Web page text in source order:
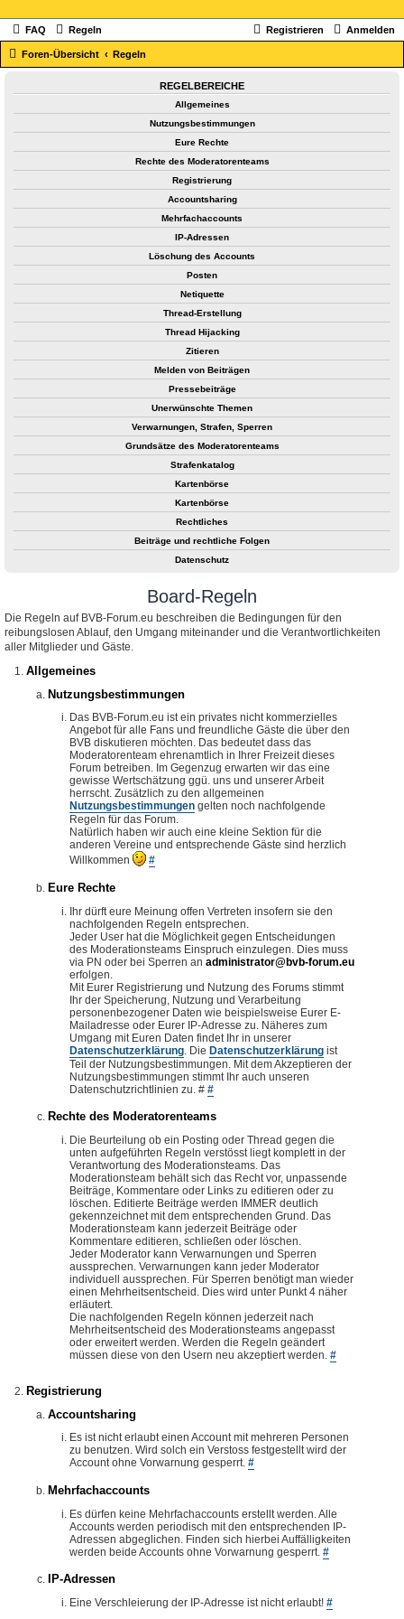
FAQ Regeln Anmelden
Registrieren
Foren-Übersicht Regeln
REGELBEREICHE
Allgemeines
Nutzungsbestimmungen
Eure Rechte
Rechte des Moderatorenteams
Registrierung
Accountsharing
Mehrfachaccounts
IP-Adressen
Löschung des Accounts
Posten
Netiquette
Thread-Erstellung
Thread Hijacking
Zitieren
Melden von Beiträgen
Pressebeiträge
Unerwünschte Themen
Verwarnungen, Strafen, Sperren
Grundsätze des Moderatorenteams
Strafenkatalog
Kartenbörse
Kartenbörse
Rechtliches
Beiträge und rechtliche Folgen
Datenschutz
Board-Regeln
Die Regeln auf BVB-Forum.eu beschreiben die Bedingungen für den
reibungslosen Ablauf, den Umgang miteinander und die Verantwortlichkeiten
aller Mitglieder und Gäste.
Allgemeines
Nutzungsbestimmungen
Das BVB-Forum.eu ist ein privates nicht kommerzielles
Angebot für alle Fans und freundliche Gäste die über den
BVB diskutieren möchten. Das bedeutet dass das
Moderatorenteam ehrenamtlich in Ihrer Freizeit dieses
Forum betreiben. Im Gegenzug erwarten wir das eine
gewisse Wertschätzung ggü. uns und unserer Arbeit
herrscht. Zusätzlich zu den allgemeinen
Nutzungsbestimmungen gelten noch nachfolgende
Regeln für das Forum.
Natürlich haben wir auch eine kleine Sektion für die
anderen Vereine und entsprechende Gäste sind herzlich
Willkommen
#
Eure Rechte
Ihr dürft eure Meinung offen Vertreten insofern sie den
nachfolgenden Regeln entsprechen.
Jeder User hat die Möglichkeit gegen Entscheidungen
des Moderationsteams Einspruch einzulegen. Dies muss
via PN oder bei Sperren an administrator@bvb-forum.eu
erfolgen.
Mit Eurer Registrierung und Nutzung des Forums stimmt
Ihr der Speicherung, Nutzung und Verarbeitung
personenbezogener Daten wie beispielsweise Eurer E-
Mailadresse oder Eurer IP-Adresse zu. Näheres zum
Umgang mit Euren Daten findet Ihr in unserer
Datenschutzerklärung . Die Datenschutzerklärung ist
Teil der Nutzungsbestimmungen. Mit dem Akzeptieren der
Nutzungsbestimmungen stimmt Ihr auch unseren
Datenschutzrichtlinien zu. # #
Rechte des Moderatorenteams
Die Beurteilung ob ein Posting oder Thread gegen die
unten aufgeführten Regeln verstösst liegt komplett in der
Verantwortung des Moderationsteams. Das
Moderationsteam behält sich das Recht vor, unpassende
Beiträge, Kommentare oder Links zu editieren oder zu
löschen. Editierte Beiträge werden IMMER deutlich
gekennzeichnet mit dem entsprechenden Grund. Das
Moderationsteam kann jederzeit Beiträge oder
Kommentare editieren, schließen oder löschen.
Jeder Moderator kann Verwarnungen und Sperren
aussprechen. Verwarnungen kann jeder Moderator
individuell aussprechen. Für Sperren benötigt man wieder
einen Mehrheitsentscheid. Dies wird unter Punkt 4 näher
erläutert.
Die nachfolgenden Regeln können jederzeit nach
Mehrheitsentscheid des Moderationsteams angepasst
oder erweitert werden. Werden die Regeln geändert
müssen diese von den Usern neu akzeptiert werden. #
Registrierung
Accountsharing
Es ist nicht erlaubt einen Account mit mehreren Personen
zu benutzen. Wird solch ein Verstoss festgestellt wird der
Account ohne Vorwarnung gesperrt. #
Mehrfachaccounts
Es dürfen keine Mehrfachaccounts erstellt werden. Alle
Accounts werden periodisch mit den entsprechenden IP-
Adressen abgeglichen. Finden sich hierbei Auffälligkeiten
werden beide Accounts ohne Vorwarnung gesperrt. #
IP-Adressen
Eine Verschleierung der IP-Adresse ist nicht erlaubt! #